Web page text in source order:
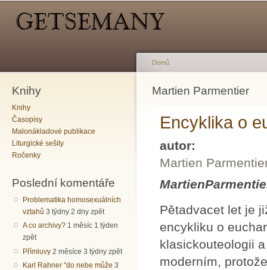
Knihy
Knihy
Časopisy
Malonákladové publikace
Liturgické sešity
Ročenky
Poslední komentáře
Problematika homosexuálních
vztahů 3 týdny 2 dny zpět
A co archivy? 1 měsíc 1 týden
zpět
Přímluvy 2 měsíce 3 týdny zpět
Karl Rahner "do nebe může 3
Jste zde
Domů
Martien Parmentier
Encyklika o
autor:
Martien
Pětadvacet let je
encykliku o
klasickouteologii
moderním,